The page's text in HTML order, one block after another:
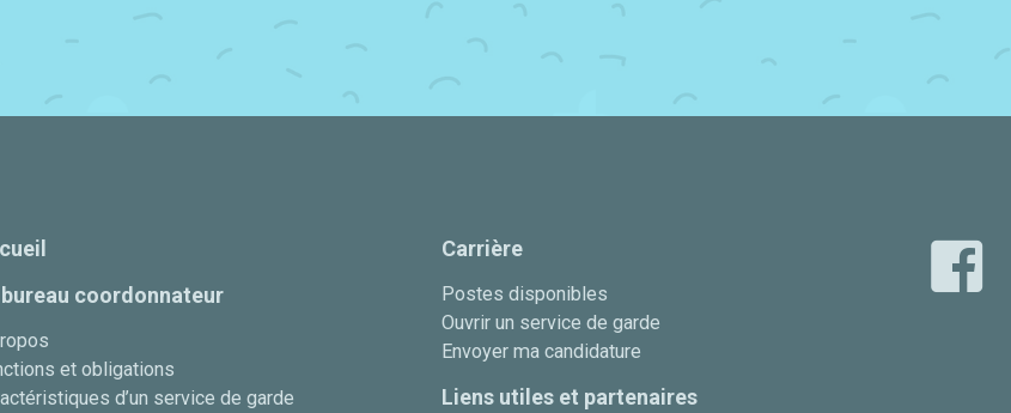
bureau coordonnateur
et obligations
d’un service de garde
Carrière
Postes disponibles
Ouvrir un service de garde
Envoyer ma candidature
Liens utiles et partenaires